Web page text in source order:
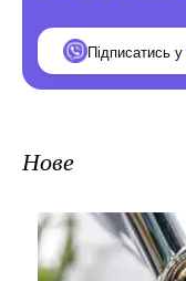
Підписатись у
Нове